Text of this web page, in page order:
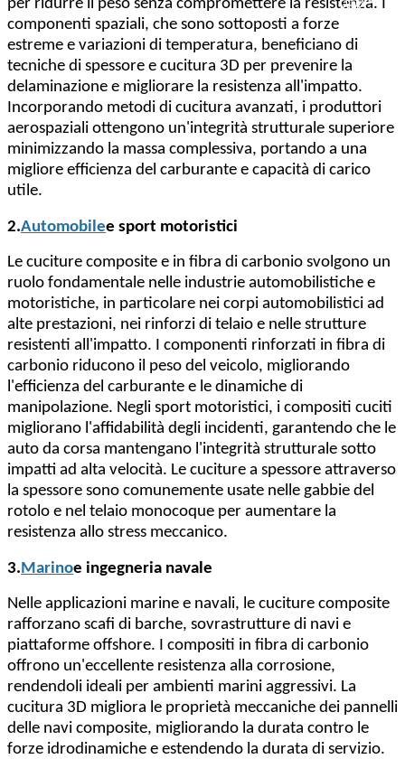
per ridurre il peso senza compromettere la resistenza. I
componenti spaziali, che sono sottoposti a forze
estreme e variazioni di temperatura, beneficiano di
tecniche di spessore e cucitura 3D per prevenire la
delaminazione e migliorare la resistenza all'impatto.
Incorporando metodi di cucitura avanzati, i produttori
aerospaziali ottengono un'integrità strutturale superiore
minimizzando la massa complessiva, portando a una
migliore efficienza del carburante e capacità di carico
utile.
2.Automobilee sport motoristici
Le cuciture composite e in fibra di carbonio svolgono un
ruolo fondamentale nelle industrie automobilistiche e
motoristiche, in particolare nei corpi automobilistici ad
alte prestazioni, nei rinforzi di telaio e nelle strutture
resistenti all'impatto. I componenti rinforzati in fibra di
carbonio riducono il peso del veicolo, migliorando
l'efficienza del carburante e le dinamiche di
manipolazione. Negli sport motoristici, i compositi cuciti
migliorano l'affidabilità degli incidenti, garantendo che le
auto da corsa mantengano l'integrità strutturale sotto
impatti ad alta velocità. Le cuciture a spessore attraverso
la spessore sono comunemente usate nelle gabbie del
rotolo e nel telaio monocoque per aumentare la
resistenza allo stress meccanico.
3.Marinoe ingegneria navale
Nelle applicazioni marine e navali, le cuciture composite
rafforzano scafi di barche, sovrastrutture di navi e
piattaforme offshore. I compositi in fibra di carbonio
offrono un'eccellente resistenza alla corrosione,
rendendoli ideali per ambienti marini aggressivi. La
cucitura 3D migliora le proprietà meccaniche dei pannelli
delle navi composite, migliorando la durata contro le
forze idrodinamiche e estendendo la durata di servizio.